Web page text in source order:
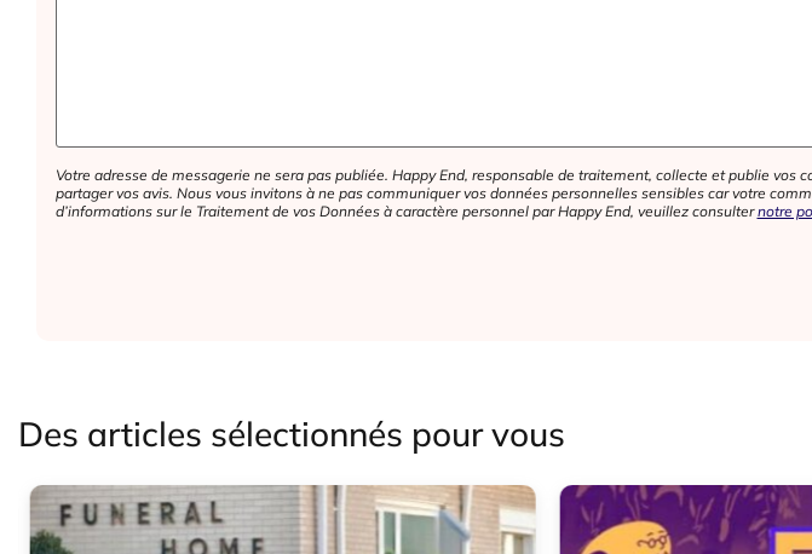
Votre adresse de messagerie ne sera pas publiée. Happy End, responsable de traitement, collecte et publie vos
partager vos avis. Nous vous invitons à ne pas communiquer vos données personnelles sensibles car votre
d’informations sur le Traitement de vos Données à caractère personnel par Happy End, veuillez consulternotre
Des articles sélectionnés pour vous